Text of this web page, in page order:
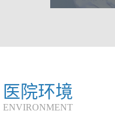
医院环境
ENVIRONMENT